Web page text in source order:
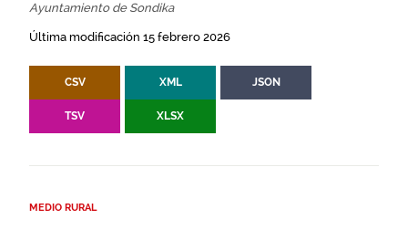
Ayuntamiento de Sondika
Última modificación 15 febrero 2026
CSV XML JSON
TSV XLSX
MEDIO RURAL